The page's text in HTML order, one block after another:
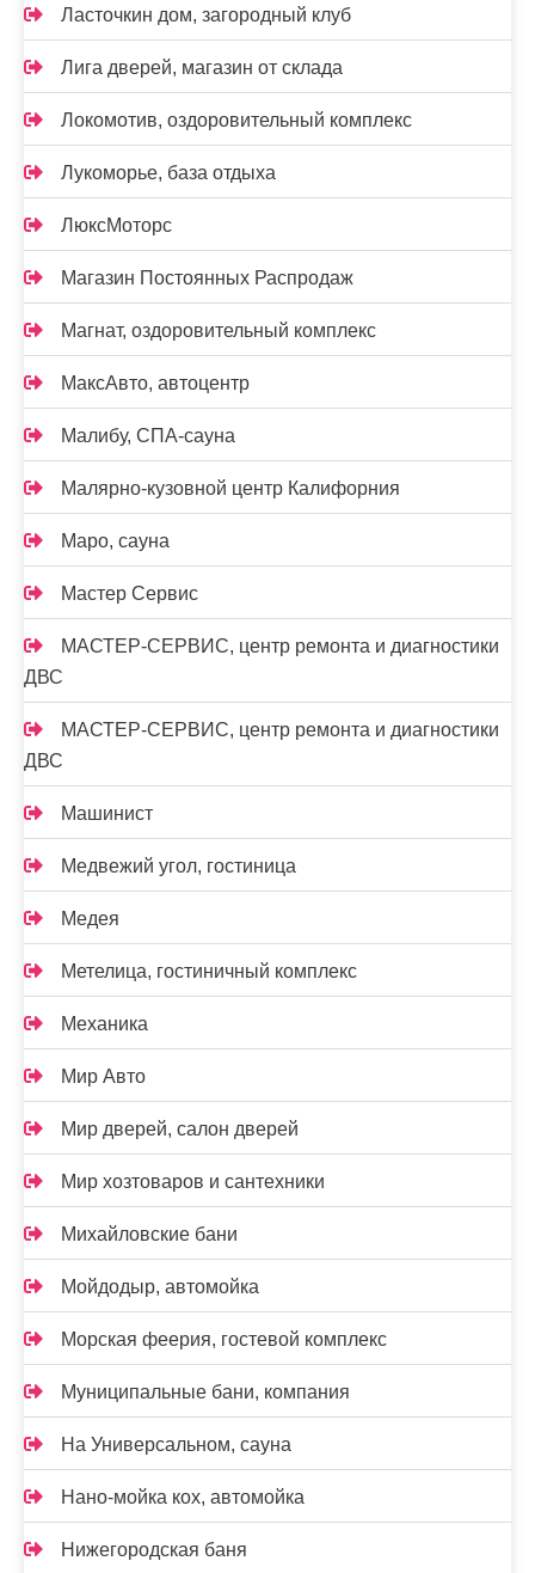
Ласточкин дом, загородный клуб
Лига дверей, магазин от склада
Локомотив, оздоровительный комплекс
Лукоморье, база отдыха
ЛюксМоторс
Магазин Постоянных Распродаж
Магнат, оздоровительный комплекс
МаксАвто, автоцентр
Малибу, СПА-сауна
Малярно-кузовной центр Калифорния
Маро, сауна
Мастер Сервис
МАСТЕР-СЕРВИС, центр ремонта и диагностики
ДВС
МАСТЕР-СЕРВИС, центр ремонта и диагностики
ДВС
Машинист
Медвежий угол, гостиница
Медея
Метелица, гостиничный комплекс
Механика
Мир Авто
Мир дверей, салон дверей
Мир хозтоваров и сантехники
Михайловские бани
Мойдодыр, автомойка
Морская феерия, гостевой комплекс
Муниципальные бани, компания
На Универсальном, сауна
Нано-мойка кох, автомойка
Нижегородская баня